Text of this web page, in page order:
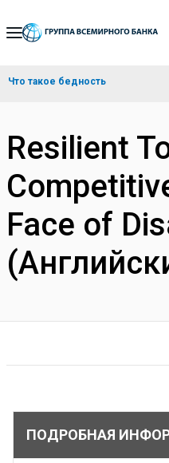
Skip
Navigation
Что такое бедность
Resilient
Face of
ПОДРОБНАЯ